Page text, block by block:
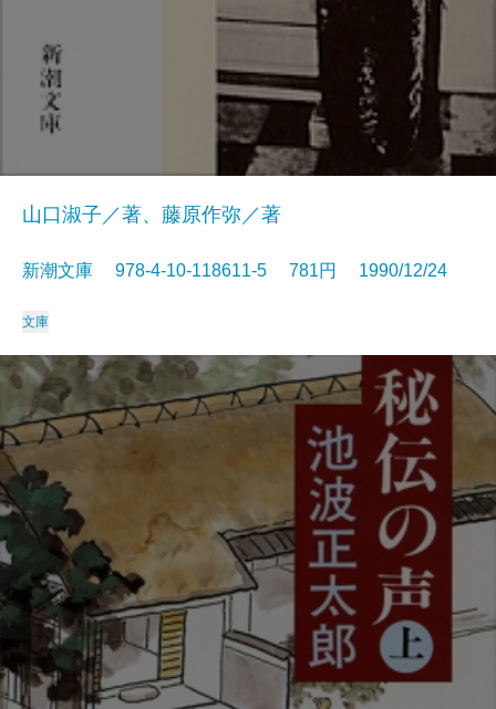
山口淑子／著、藤原作弥／著
新潮文庫 978-4-10-118611-5 781円 1990/12/24
文庫